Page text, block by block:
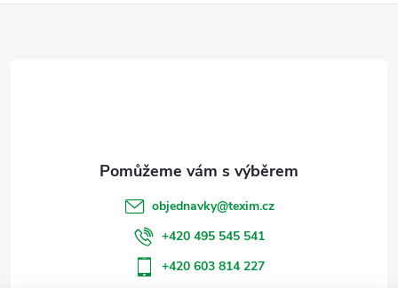
objednavky@texim.cz
+420 495 545 541
+420 603 814 227